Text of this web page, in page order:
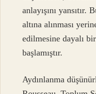
anlayışını yansıtır.
altına alınması
edilmesine dayalı
başlamıştır.
Aydınlanma